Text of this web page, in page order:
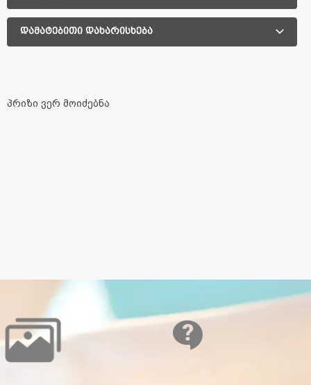
დამატებითი დახარისხება
პრიზი ვერ მოიძებნა